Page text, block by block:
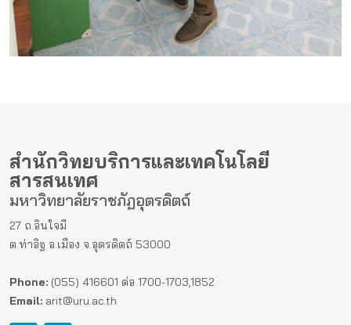
สำนักวิทยบริการและเทคโนโลยี
สารสนเทศ
มหาวิทยาลัยราชภัฏอุตรดิตถ์
27 ถ.อินใจมี
ต.ท่าอิฐ อ.เมือง จ.อุตรดิตถ์ 53000
Phone: (055) 416601 ต่อ 1700-1703,1852
Email: arit@uru.ac.th